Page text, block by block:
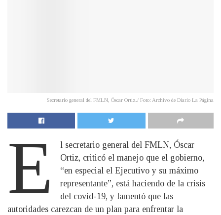
Secretario general del FMLN, Óscar Ortiz./ Foto: Archivo de Diario La Página
E
l secretario general del FMLN, Óscar
Ortiz, criticó el manejo que el gobierno,
“en especial el Ejecutivo y su máximo
representante”, está haciendo de la crisis
del covid-19, y lamentó que las
autoridades carezcan de un plan para enfrentar la